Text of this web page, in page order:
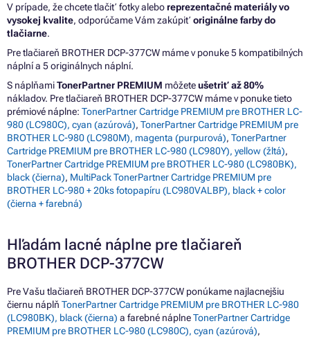
V prípade, že chcete tlačiť fotky aleboreprezentačné materiály vo
vysokej kvalite, odporúčame Vám zakúpiť originálne farby do
tlačiarne.
Pre tlačiareň BROTHER DCP-377CW máme v ponuke 5 kompatibilných
náplní a 5 originálnych náplní.
S náplňamiTonerPartner PREMIUM môžeteušetriť až 80%
nákladov. Pre tlačiareň BROTHER DCP-377CW máme v ponuke tieto
prémiové náplne: TonerPartner Cartridge PREMIUM pre BROTHER LC-
980 (LC980C), cyan (azúrová), TonerPartner Cartridge PREMIUM pre
BROTHER LC-980 (LC980M), magenta (purpurová), TonerPartner
Cartridge PREMIUM pre BROTHER LC-980 (LC980Y), yellow (žltá),
TonerPartner Cartridge PREMIUM pre BROTHER LC-980 (LC980BK),
black (čierna), MultiPack TonerPartner Cartridge PREMIUM pre
BROTHER LC-980 + 20ks fotopapíru (LC980VALBP), black + color
(čierna + farebná)
Hľadám lacné náplne pre tlačiareň
BROTHER DCP-377CW
Pre Vašu tlačiareň BROTHER DCP-377CW ponúkame najlacnejšiu
čiernu náplň TonerPartner Cartridge PREMIUM pre BROTHER LC-980
(LC980BK), black (čierna) a farebné náplneTonerPartner Cartridge
PREMIUM pre BROTHER LC-980 (LC980C), cyan (azúrová),